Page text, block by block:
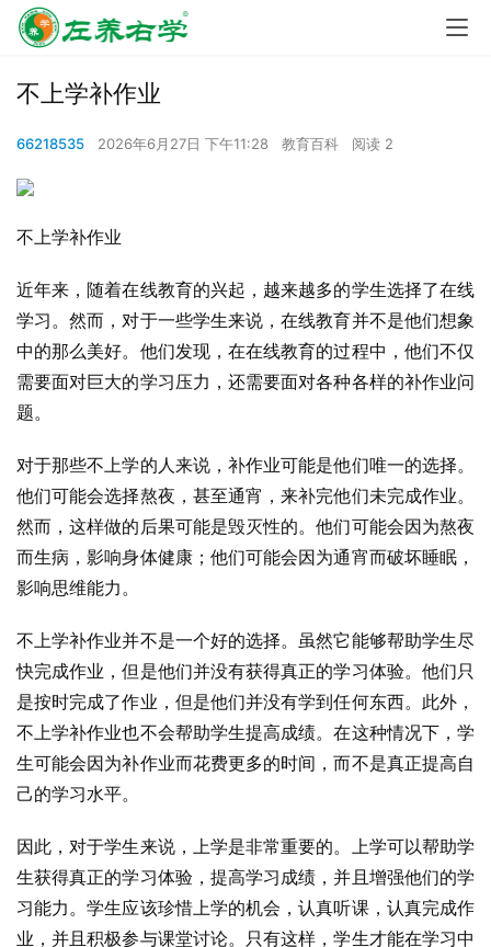
不上学补作业
66218535 2026年6月27日 下午11:28 教育百科 阅读 2
不上学补作业
近年来，随着在线教育的兴起，越来越多的学生选择了在线
学习。然而，对于一些学生来说，在线教育并不是他们想象
中的那么美好。他们发现，在在线教育的过程中，他们不仅
需要面对巨大的学习压力，还需要面对各种各样的补作业问
题。
对于那些不上学的人来说，补作业可能是他们唯一的选择。
他们可能会选择熬夜，甚至通宵，来补完他们未完成作业。
然而，这样做的后果可能是毁灭性的。他们可能会因为熬夜
而生病，影响身体健康；他们可能会因为通宵而破坏睡眠，
影响思维能力。
不上学补作业并不是一个好的选择。虽然它能够帮助学生尽
快完成作业，但是他们并没有获得真正的学习体验。他们只
是按时完成了作业，但是他们并没有学到任何东西。此外，
不上学补作业也不会帮助学生提高成绩。在这种情况下，学
生可能会因为补作业而花费更多的时间，而不是真正提高自
己的学习水平。
因此，对于学生来说，上学是非常重要的。上学可以帮助学
生获得真正的学习体验，提高学习成绩，并且增强他们的学
习能力。学生应该珍惜上学的机会，认真听课，认真完成作
业，并且积极参与课堂讨论。只有这样，学生才能在学习中